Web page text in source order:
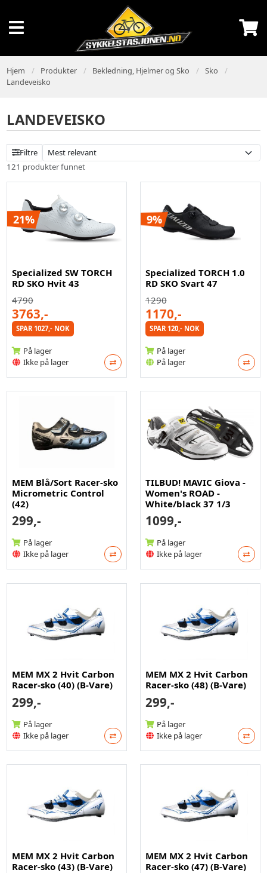
Hjem Produkter Bekledning, Hjelmer og Sko
Sko
Landeveisko
LANDEVEISKO
121 produkter funnet
Filtre
21%
Specialized SW TORCH
RD SKO Hvit 43
4790
3763,-
SPAR 1027,- NOK
På lager
Ikke på lager
9%
Specialized TORCH 1.0
RD SKO Svart 47
1290
1170,-
SPAR 120,- NOK
På lager
På lager
MEM Blå/Sort Racer-sko
Micrometric Control
(42)
299,-
På lager
Ikke på lager
TILBUD! MAVIC Giova -
Women's ROAD -
White/black 37 1/3
1099,-
På lager
Ikke på lager
MEM MX 2 Hvit Carbon
Racer-sko (40) (B-Vare)
299,-
På lager
Ikke på lager
MEM MX 2 Hvit Carbon
Racer-sko (48) (B-Vare)
299,-
På lager
Ikke på lager
MEM MX 2 Hvit Carbon
Racer-sko (43) (B-Vare)
MEM MX 2 Hvit Carbon
Racer-sko (47) (B-Vare)